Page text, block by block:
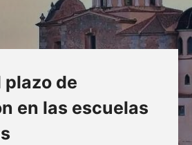
de
en las escuelas